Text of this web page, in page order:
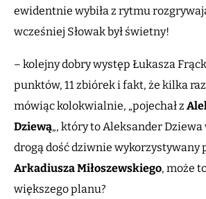
ewidentnie wybiła z rytmu
wcześniej Słowak był świetny!
– kolejny dobry występ Łukasza
punktów, 11 zbiórek i fakt, że kilka
mówiąc kolokwialnie, „pojechał z
Dziewą„, który to Aleksander
drogą dość dziwnie wykorzystywany
Arkadiusza Miłoszewskiego, może
większego planu?